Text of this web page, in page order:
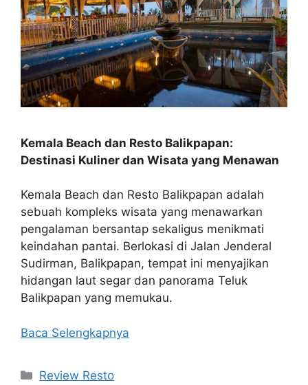
Kemala Beach dan Resto Balikpapan:
Destinasi Kuliner dan Wisata yang Menawan
Kemala Beach dan Resto Balikpapan adalah
sebuah kompleks wisata yang menawarkan
pengalaman bersantap sekaligus menikmati
keindahan pantai. Berlokasi di Jalan Jenderal
Sudirman, Balikpapan, tempat ini menyajikan
hidangan laut segar dan panorama Teluk
Balikpapan yang memukau.
Baca Selengkapnya
Kategori
Review Resto